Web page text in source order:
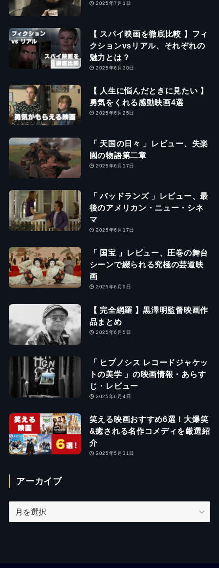
2025年7月1日
【 スパイ映画を徹底比較 】フィ
クションvsリアル、それぞれの
魅力とは？
2025年6月30日
【 人生に悩んだときに見たい 】
勇気をくれる感動映画4選
2025年6月25日
「 天国の日々 」レビュー、失楽
園の物語第二章
2025年6月17日
「 バッドランズ 」レビュー、最
後のアメリカン・ニュー・シネ
マ
2025年6月17日
「 国宝 」レビュー、圧巻の舞台
シーンで綴られる究極の芸道映
画
2025年6月9日
【 完全網羅 】黒澤明監督映画作
品まとめ
2025年6月5日
「 ヒプノシス レコードジャケッ
トの美学 」の映画情報・あらす
じ・レビュー
2025年6月4日
笑える映画おすすめ6選！大爆笑
&癒される名作コメディを厳選紹
介
2025年5月31日
アーカイブ